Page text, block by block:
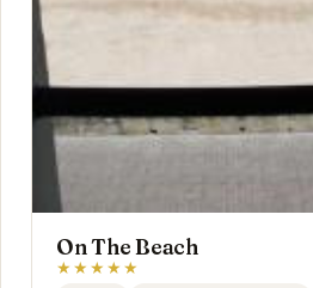
On The Beach
★★★★★